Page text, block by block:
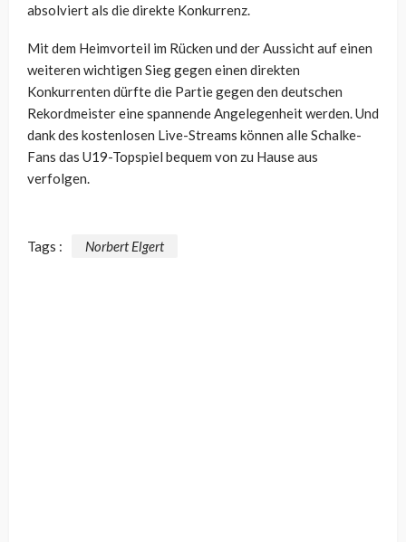
absolviert als die direkte Konkurrenz.
Mit dem Heimvorteil im Rücken und der Aussicht auf einen
weiteren wichtigen Sieg gegen einen direkten
Konkurrenten dürfte die Partie gegen den deutschen
Rekordmeister eine spannende Angelegenheit werden. Und
dank des kostenlosen Live-Streams können alle Schalke-
Fans das U19-Topspiel bequem von zu Hause aus
verfolgen.
Tags : Norbert Elgert